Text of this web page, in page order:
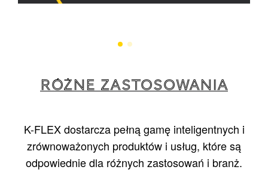
RÓŻNE ZASTOSOWANIA
K-FLEX dostarcza pełną gamę inteligentnych i
zrównoważonych produktów i usług, które są
odpowiednie dla różnych zastosowań i branż.